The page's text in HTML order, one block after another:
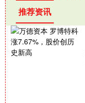
推荐资讯